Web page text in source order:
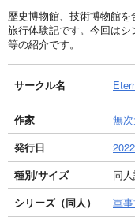
歴史博物館、技術博物館
旅行体験記です。今回は
等の紹介です。
サークル名
作家 無
発行日
種別/サイズ
同
シリーズ（同人）
軍